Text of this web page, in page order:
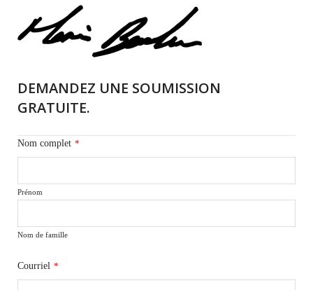
DEMANDEZ UNE SOUMISSION
GRATUITE.
Nom complet *
Prénom
Nom de famille
Courriel *